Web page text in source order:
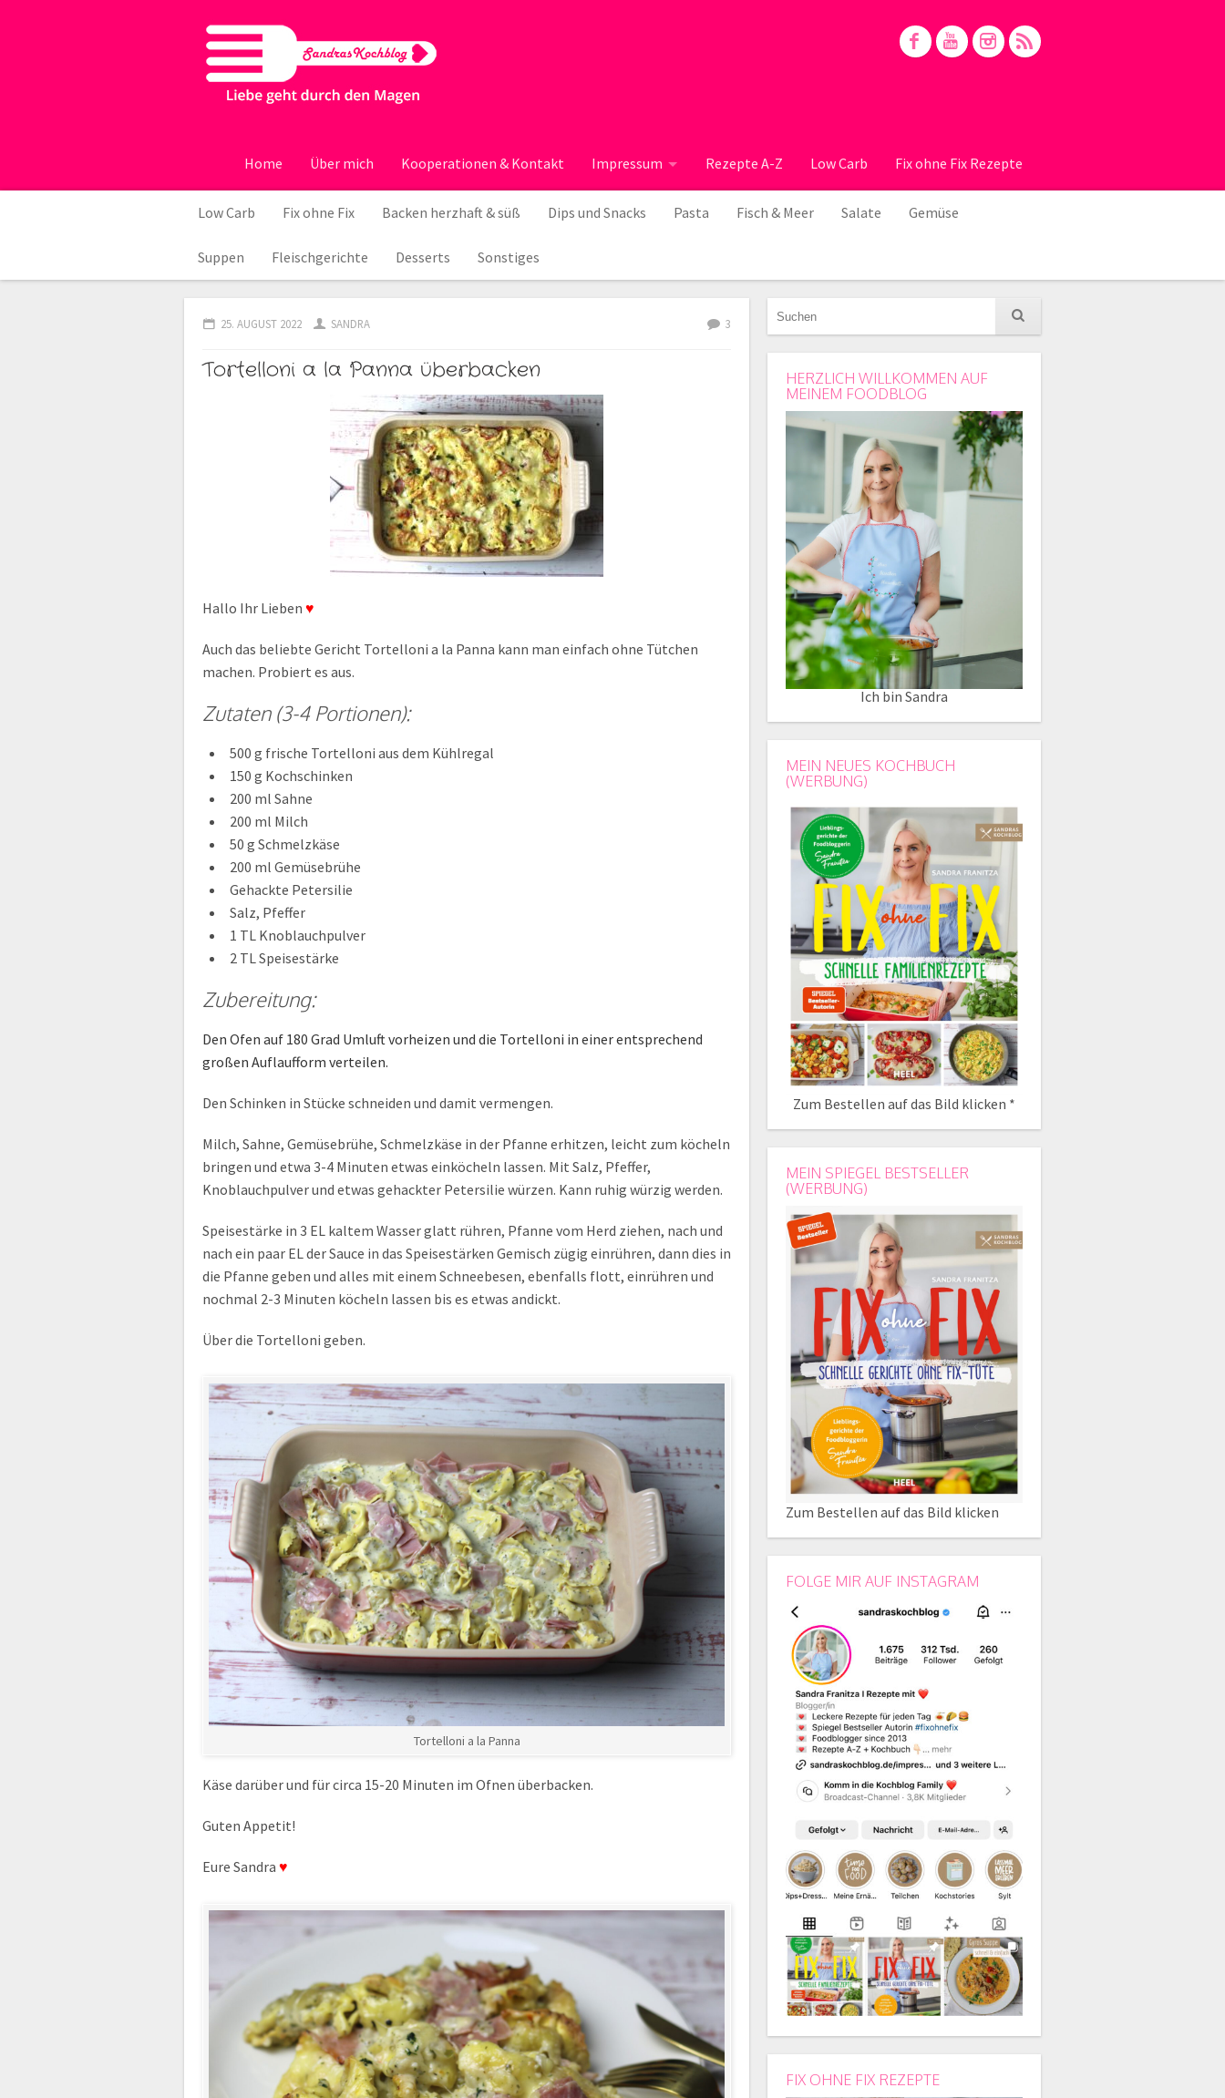
Home Über mich Kooperationen & Kontakt Impressum Rezepte A-Z Low Carb Fix ohne Fix Rezepte
Low Carb Fix ohne Fix Backen herzhaft & süß Dips und Snacks Pasta Fisch & Meer Salate Gemüse
Suppen Fleischgerichte Desserts Sonstiges
25. AUGUST 2022 SANDRA 3
Tortelloni a la Panna überbacken
Hallo Ihr Lieben ♥
Auch das beliebte Gericht Tortelloni a la Panna kann man einfach ohne Tütchen
machen. Probiert es aus.
Zutaten (3-4 Portionen):
500 g frische Tortelloni aus dem Kühlregal
150 g Kochschinken
200 ml Sahne
200 ml Milch
50 g Schmelzkäse
200 ml Gemüsebrühe
Gehackte Petersilie
Salz, Pfeffer
1 TL Knoblauchpulver
2 TL Speisestärke
Zubereitung:
Den Ofen auf 180 Grad Umluft vorheizen und die Tortelloni in einer entsprechend
großen Auflaufform verteilen.
Den Schinken in Stücke schneiden und damit vermengen.
Milch, Sahne, Gemüsebrühe, Schmelzkäse in der Pfanne erhitzen, leicht zum köcheln
bringen und etwa 3-4 Minuten etwas einköcheln lassen. Mit Salz, Pfeffer,
Knoblauchpulver und etwas gehackter Petersilie würzen. Kann ruhig würzig werden.
Speisestärke in 3 EL kaltem Wasser glatt rühren, Pfanne vom Herd ziehen, nach und
nach ein paar EL der Sauce in das Speisestärken Gemisch zügig einrühren, dann dies in
die Pfanne geben und alles mit einem Schneebesen, ebenfalls flott, einrühren und
nochmal 2-3 Minuten köcheln lassen bis es etwas andickt.
Über die Tortelloni geben.
Tortelloni a la Panna
Käse darüber und für circa 15-20 Minuten im Ofnen überbacken.
Guten Appetit!
Eure Sandra ♥
HERZLICH WILLKOMMEN AUF
MEINEM FOODBLOG
Ich bin Sandra
MEIN NEUES KOCHBUCH
(WERBUNG)
Zum Bestellen auf das Bild klicken *
MEIN SPIEGEL BESTSELLER
(WERBUNG)
Zum Bestellen auf das Bild klicken
FOLGE MIR AUF INSTAGRAM
FIX OHNE FIX REZEPTE